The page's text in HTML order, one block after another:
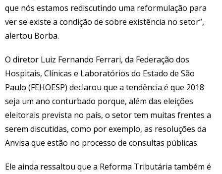
que nós estamos rediscutindo uma reformulação para
ver se existe a condição de sobre existência no setor”,
alertou Borba.
O diretor Luiz Fernando Ferrari, da Federação dos
Hospitais, Clínicas e Laboratórios do Estado de São
Paulo (FEHOESP) declarou que a tendência é que 2018
seja um ano conturbado porque, além das eleições
eleitorais prevista no país, o setor tem muitas frentes a
serem discutidas, como por exemplo, as resoluções da
Anvisa que estão no processo de consultas públicas.
Ele ainda ressaltou que a Reforma Tributária também é